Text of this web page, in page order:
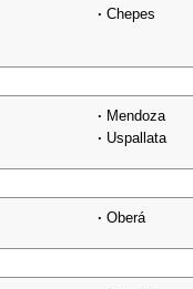
· Chepes
· Mendoza
· Uspallata
· Oberá